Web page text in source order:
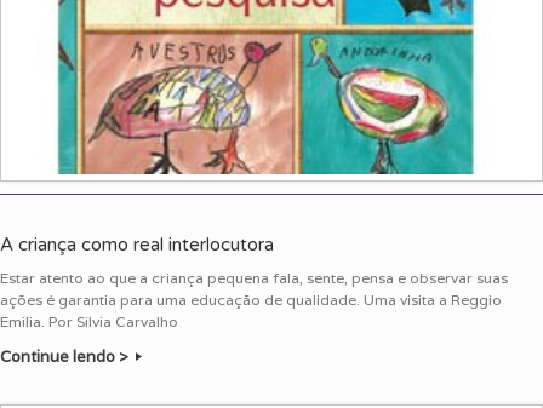
A criança como real interlocutora
Estar atento ao que a criança pequena fala, sente, pensa e observar suas
ações é garantia para uma educação de qualidade. Uma visita a Reggio
Emilia. Por Silvia Carvalho
Continue lendo >